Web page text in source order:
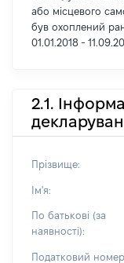
або місцевого
був охоплений
01.01.2018 -
2.1.
Прізвище:
Ім'я:
По батькові (за
наявності):
Податковий